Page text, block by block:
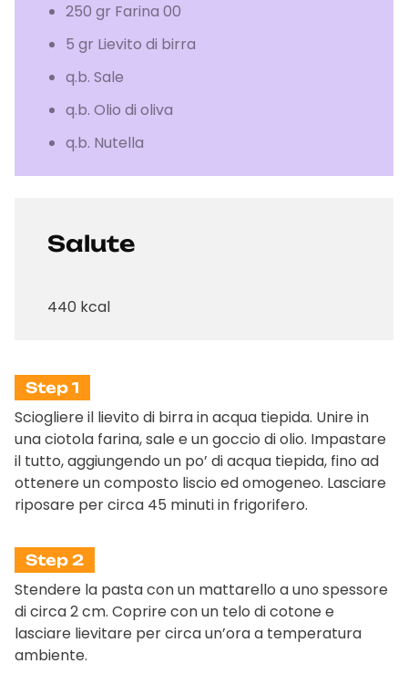
Step 1
Sciogliere il lievito di birra in acqua tiepida. Unire in
una ciotola farina, sale e un goccio di olio. Impastare
il tutto, aggiungendo un po’ di acqua tiepida, fino ad
ottenere un composto liscio ed omogeneo. Lasciare
riposare per circa 45 minuti in frigorifero.
Step 2
Stendere la pasta con un mattarello a uno spessore
di circa 2 cm. Coprire con un telo di cotone e
lasciare lievitare per circa un’ora a temperatura
ambiente.
250 gr Farina 00
5 gr Lievito di birra
q.b. Sale
q.b. Olio di oliva
q.b. Nutella
Salute
440 kcal